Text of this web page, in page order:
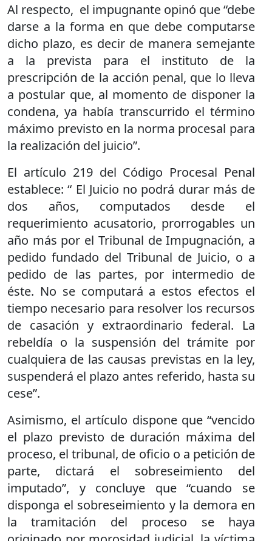
Al respecto, el impugnante opinó que “debe
darse a la forma en que debe computarse
dicho plazo, es decir de manera semejante
a la prevista para el instituto de la
prescripción de la acción penal, que lo lleva
a postular que, al momento de disponer la
condena, ya había transcurrido el término
máximo previsto en la norma procesal para
la realización del juicio”.
El artículo 219 del Código Procesal Penal
establece: “ El Juicio no podrá durar más de
dos años, computados desde el
requerimiento acusatorio, prorrogables un
año más por el Tribunal de Impugnación, a
pedido fundado del Tribunal de Juicio, o a
pedido de las partes, por intermedio de
éste. No se computará a estos efectos el
tiempo necesario para resolver los recursos
de casación y extraordinario federal. La
rebeldía o la suspensión del trámite por
cualquiera de las causas previstas en la ley,
suspenderá el plazo antes referido, hasta su
cese”.
Asimismo, el artículo dispone que “vencido
el plazo previsto de duración máxima del
proceso, el tribunal, de oficio o a petición de
parte, dictará el sobreseimiento del
imputado”, y concluye que “cuando se
disponga el sobreseimiento y la demora en
la tramitación del proceso se haya